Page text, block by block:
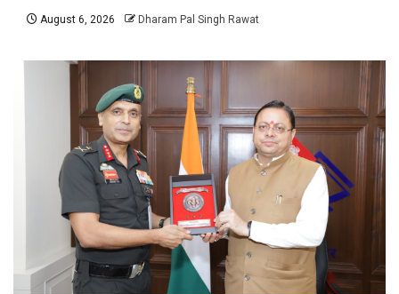
August 6, 2026 Dharam Pal Singh Rawat